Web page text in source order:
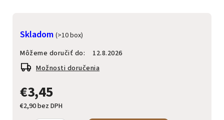
€3,45
€2,90 bez DPH
Skladom (>10 box)
Môžeme doručiť do:
12.8.2026
Možnosti doručenia